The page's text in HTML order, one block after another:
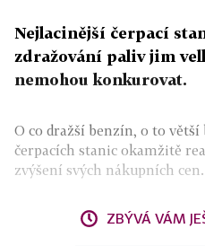
Nejlacinější čerpací
zdražování paliv jim
nemohou konkurovat.
O co dražší benzín, o to větší
čerpacích stanic okamžitě
zvýšení svých nákupních
ZBÝVÁ VÁM